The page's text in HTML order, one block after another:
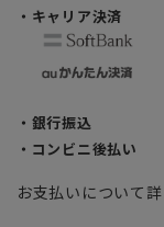
・キャリア決済
・銀行振込
・コンビニ後払い
お支払いについて